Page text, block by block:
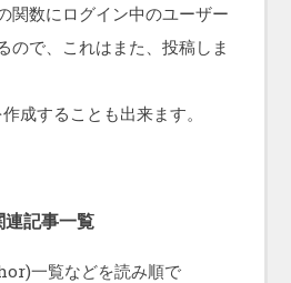
関数にログイン中のユーザー
ので、これはまた、投稿しま
成することも出来ます。
記事一覧
一覧などを読み順で